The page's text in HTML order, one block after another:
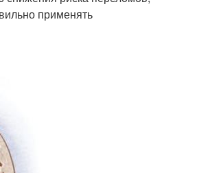
применять